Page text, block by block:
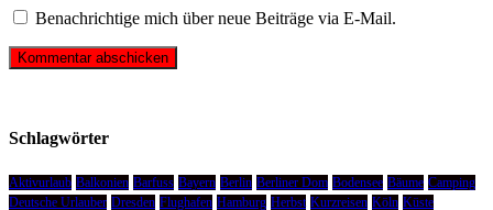
Benachrichtige mich über neue Beiträge via E-Mail.
Schlagwörter
Aktivurlaub Balkonien Barfuss Bayern Berlin Berliner Dom Bodensee Bäume Camping
Deutsche Urlauber Dresden Flughafen Hamburg Herbst Kurzreisen Köln Küste